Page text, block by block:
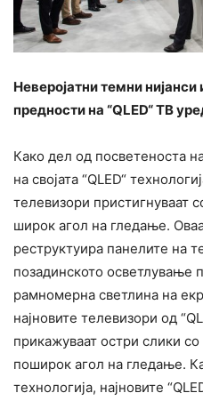
Неверојатни темни
предности на “QLED“ ТВ
Како дел од посветеноста
на својата “QLED“
телевизори пристигнуваат
широк агол на гледање.
реструктуира панелите на
позадинското осветлување
рамномерна светлина на
најновите телевизори од
прикажуваат остри слики
поширок агол на гледање.
технологија, најновите